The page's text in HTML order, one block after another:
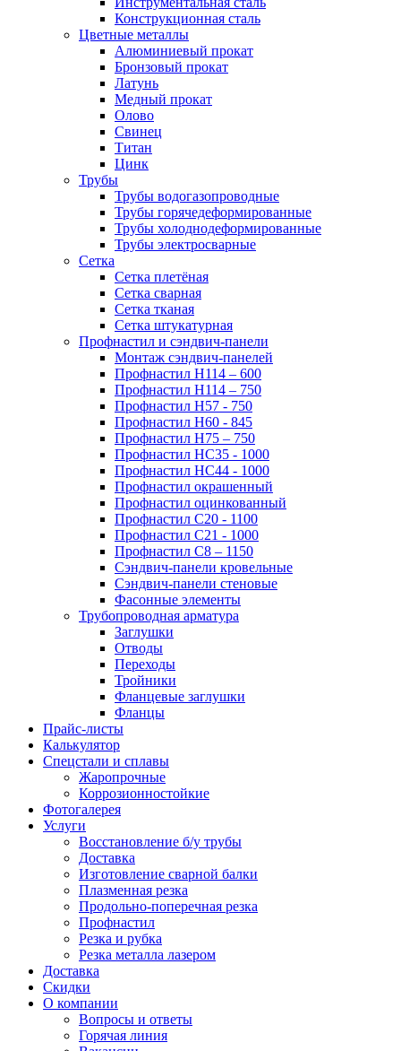
Конструкционная сталь
Цветные металлы
Алюминиевый прокат
Бронзовый прокат
Латунь
Медный прокат
Олово
Свинец
Титан
Цинк
Трубы
Трубы водогазопроводные
Трубы горячедеформированные
Трубы холоднодеформированные
Трубы электросварные
Сетка
Сетка плетёная
Сетка сварная
Сетка тканая
Сетка штукатурная
Профнастил и сэндвич-панели
Монтаж сэндвич-панелей
Профнастил Н114 – 600
Профнастил Н114 – 750
Профнастил Н57 - 750
Профнастил Н60 - 845
Профнастил Н75 – 750
Профнастил НС35 - 1000
Профнастил НС44 - 1000
Профнастил окрашенный
Профнастил оцинкованный
Профнастил С20 - 1100
Профнастил С21 - 1000
Профнастил С8 – 1150
Сэндвич-панели кровельные
Сэндвич-панели стеновые
Фасонные элементы
Трубопроводная арматура
Заглушки
Отводы
Переходы
Тройники
Фланцевые заглушки
Фланцы
Прайс-листы
Калькулятор
Спецстали и сплавы
Жаропрочные
Коррозионностойкие
Фотогалерея
Услуги
Восстановление б/у трубы
Доставка
Изготовление сварной балки
Плазменная резка
Продольно-поперечная резка
Профнастил
Резка и рубка
Резка металла лазером
Доставка
Скидки
О компании
Вопросы и ответы
Горячая линия